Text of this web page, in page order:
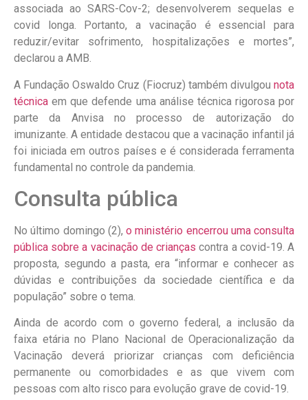
associada ao SARS-Cov-2; desenvolverem sequelas e
covid longa. Portanto, a vacinação é essencial para
reduzir/evitar sofrimento, hospitalizações e mortes”,
declarou a AMB.
A Fundação Oswaldo Cruz (Fiocruz) também divulgou nota
técnica em que defende uma análise técnica rigorosa por
parte da Anvisa no processo de autorização do
imunizante. A entidade destacou que a vacinação infantil já
foi iniciada em outros países e é considerada ferramenta
fundamental no controle da pandemia.
Consulta pública
No último domingo (2), o ministério encerrou uma consulta
pública sobre a vacinação de crianças contra a covid-19. A
proposta, segundo a pasta, era “informar e conhecer as
dúvidas e contribuições da sociedade científica e da
população” sobre o tema.
Ainda de acordo com o governo federal, a inclusão da
faixa etária no Plano Nacional de Operacionalização da
Vacinação deverá priorizar crianças com deficiência
permanente ou comorbidades e as que vivem com
pessoas com alto risco para evolução grave de covid-19.